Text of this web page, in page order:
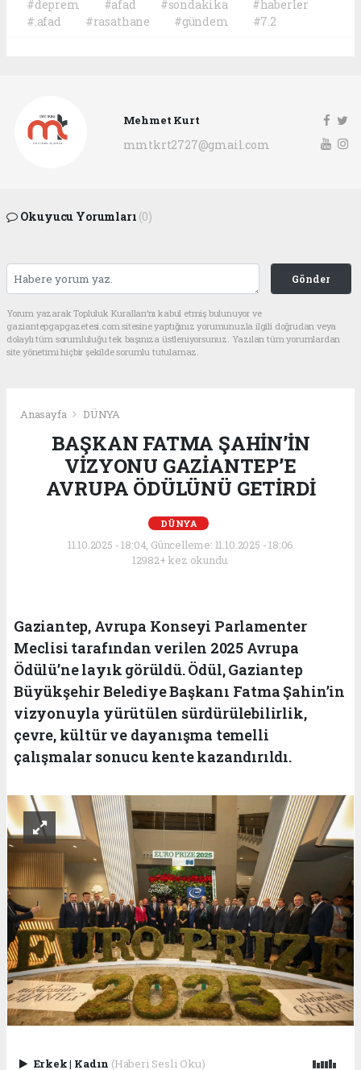
#deprem #afad #sondakika
#haberler
#.afad
#rasathane #gündem #7.2
Mehmet Kurt
mmtkrt2727@gmail.com
Okuyucu Yorumları (0)
Gönder
Yorum yazarak Topluluk Kuralları’nı kabul etmiş bulunuyor ve
gaziantepgapgazetesi.com sitesine yaptığınız yorumunuzla ilgili doğrudan veya
dolaylı tüm sorumluluğu tek başınıza üstleniyorsunuz. Yazılan tüm yorumlardan
site yönetimi hiçbir şekilde sorumlu tutulamaz.
Anasayfa DÜNYA
BAŞKAN FATMA ŞAHİN’İN
VİZYONU GAZİANTEP’E
AVRUPA ÖDÜLÜNÜ GETİRDİ
DÜNYA
11.10.2025 - 18:04, Güncelleme: 11.10.2025 - 18:06
12982+ kez okundu.
Gaziantep, Avrupa Konseyi Parlamenter
Meclisi tarafından verilen 2025 Avrupa
Ödülü’ne layık görüldü. Ödül, Gaziantep
Büyükşehir Belediye Başkanı Fatma Şahin’in
vizyonuyla yürütülen sürdürülebilirlik,
çevre, kültür ve dayanışma temelli
çalışmalar sonucu kente kazandırıldı.
Erkek| Kadın (Haberi Sesli Oku)